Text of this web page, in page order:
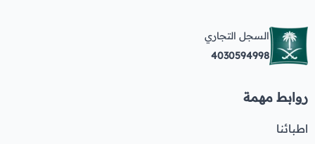
السجل التجاري
4030594998
روابط مهمة
اطبائنا